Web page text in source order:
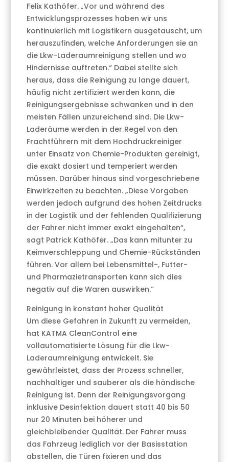
Felix Kathöfer. „Vor und während des
Entwicklungsprozesses haben wir uns
kontinuierlich mit Logistikern ausgetauscht, um
herauszufinden, welche Anforderungen sie an
die Lkw-Laderaumreinigung stellen und wo
Hindernisse auftreten.“ Dabei stellte sich
heraus, dass die Reinigung zu lange dauert,
häufig nicht zertifiziert werden kann, die
Reinigungsergebnisse schwanken und in den
meisten Fällen unzureichend sind. Die Lkw-
Laderäume werden in der Regel von den
Frachtführern mit dem Hochdruckreiniger
unter Einsatz von Chemie-Produkten gereinigt,
die exakt dosiert und temperiert werden
müssen. Darüber hinaus sind vorgeschriebene
Einwirkzeiten zu beachten. „Diese Vorgaben
werden jedoch aufgrund des hohen Zeitdrucks
in der Logistik und der fehlenden Qualifizierung
der Fahrer nicht immer exakt eingehalten“,
sagt Patrick Kathöfer. „Das kann mitunter zu
Keimverschleppung und Chemie-Rückständen
führen. Vor allem bei Lebensmittel-, Futter-
und Pharmazietransporten kann sich dies
negativ auf die Waren auswirken.“
Reinigung in konstant hoher Qualität
Um diese Gefahren in Zukunft zu vermeiden,
hat KATMA CleanControl eine
vollautomatisierte Lösung für die Lkw-
Laderaumreinigung entwickelt. Sie
gewährleistet, dass der Prozess schneller,
nachhaltiger und sauberer als die händische
Reinigung ist. Denn der Reinigungsvorgang
inklusive Desinfektion dauert statt 40 bis 50
nur 20 Minuten bei höherer und
gleichbleibender Qualität. Der Fahrer muss
das Fahrzeug lediglich vor der Basisstation
abstellen, die Türen fixieren und das